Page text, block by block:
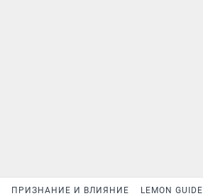
ПРИЗНАНИЕ И ВЛИЯНИЕ LEMON GUIDE